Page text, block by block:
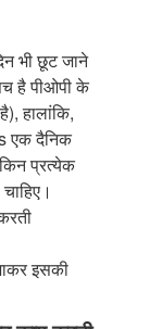
भी छूट जाने
है पीओपी के
हालांकि,
एक दैनिक
प्रत्येक
इसकी